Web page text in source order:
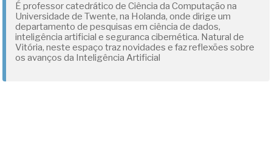
É professor catedrático de Ciência da Computação na
Universidade de Twente, na Holanda, onde dirige um
departamento de pesquisas em ciência de dados,
inteligência artificial e seguranca cibernética. Natural de
Vitória, neste espaço traz novidades e faz reflexões sobre
os avanços da Inteligência Artificial